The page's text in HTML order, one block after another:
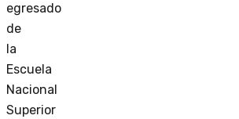
egresado
de
la
Escuela
Nacional
Superior